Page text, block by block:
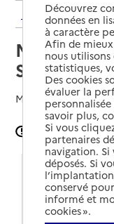
Retour aux
Maison
Solidarité
Mis à jour le02/05/
Signaler une
Adresse
1 rue de
37110-Château-
Découvrez
données en
à caractère
Afin de
nous utilisons
statistiques,
Des cookies
évaluer la
savoir plus,
Si vous
partenaires
navigation. Si
déposés. Si
conservé
informé et
cookies ».